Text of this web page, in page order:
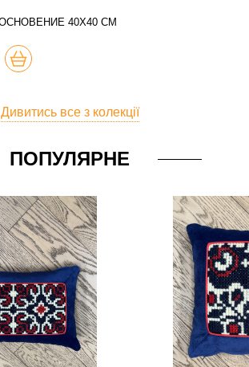
40Х40 СМ
КУПИТЬ
Дивитись все з колекції
ПОПУЛЯРНЕ